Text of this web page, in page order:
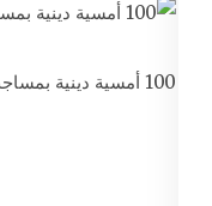
100 أمسية دينية بمساجد الإسكندرية لنشر الفكر الوسطى